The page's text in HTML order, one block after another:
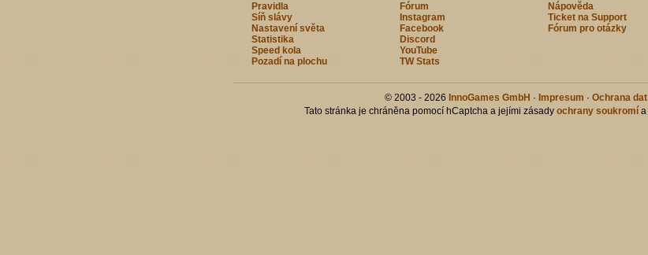
Pravidla
Síň slávy
Nastavení světa
Statistika
Speed kola
Pozadí na plochu
Fórum
Instagram
Facebook
Discord
YouTube
TW Stats
Nápověda
Ticket na Support
Fórum pro otázky
© 2003 - 2026 InnoGames GmbH · Impresum · Ochrana dat
Tato stránka je chráněna pomocí hCaptcha a jejími zásady ochrany soukromí a